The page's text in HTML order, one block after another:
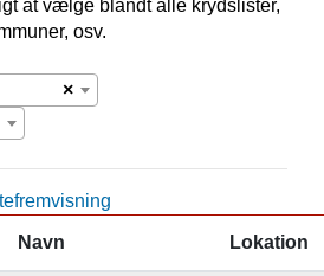
at vælge blandt alle krydslister,
osv.
×
Navn Lokation